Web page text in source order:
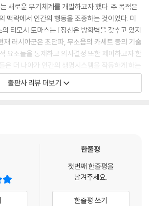
새로운 무기체계를 개발하고자 했다. 주 목적은
맥락에서 인간의 행동을 조종하는 것이었다. 미
티모시 토마스는 [정신은 방화벽을 갖추고 있지
재 러시아군은 초단파, 무소음의 카세트 등의 기술
요소들을 통제하고 의사결정 또한 제어하고자 한
은 더 나아가 인간의 생명시스템을 작동하게 하는
거나 파괴하기 위해 몸의 여러 기관에 영향을 미치
문제는 이 정보전쟁에서 가장 중요한 요소인 인간
두 당신의 안전과 보호를 위한 것입니다.”라고
지어 조종되도록 허용되어야 하는가? 인간의 정
무기의 숨겨진 진실
출판사 리뷰 더보기
한줄평
첫번째 한줄평을
남겨주세요.
한줄평 쓰기